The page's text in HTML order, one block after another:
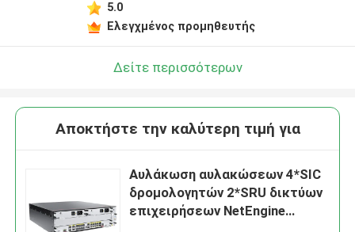
5.0
Ελεγχμένος προμηθευτής
Δείτε περισσότερων
Αποκτήστε την καλύτερη τιμή για
Αυλάκωση αυλακώσεων 4*SIC
δρομολογητών 2*SRU δικτύων
επιχειρήσεων NetEngine